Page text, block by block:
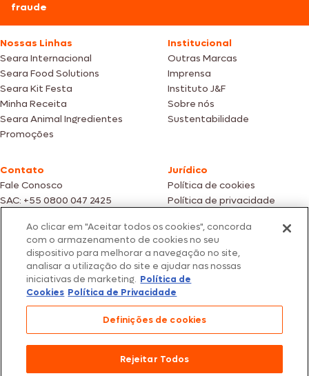
fraude
Nossas Linhas
Seara Internacional
Seara Food Solutions
Seara Kit Festa
Minha Receita
Seara Animal Ingredientes
Promoções
Institucional
Outras Marcas
Imprensa
Instituto J&F
Sobre nós
Sustentabilidade
Contato
Fale Conosco
SAC: +55 0800 047 2425
Jurídico
Política de cookies
Política de privacidade
Fotos meramente ilustrativas | Ofertas válidas enquanto durarem os
estoques dos nossos parceiros | Vendas sujeitas a análise e confirmação
de dados.
Os preços, promoções e condições de pagamento são válidos
exclusivamente para compras efetuadas em nossos parceiros.
Todos os produtos estão sujeitos a disponibilidade de estoque.
São Paulo/SP – CEP 05.118-100
© 2026 Seara. Todos os direitos reservados
Ao clicar em "Aceitar todos os cookies", concorda
com o armazenamento de cookies no seu
dispositivo para melhorar a navegação no site,
analisar a utilização do site e ajudar nas nossas
iniciativas de marketing. Política de
Cookies Política de Privacidade
Definições de cookies
Rejeitar Todos